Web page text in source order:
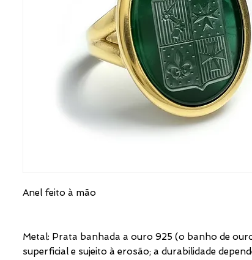
Anel feito à mão
Metal: Prata banhada a ouro 925 (o banho de
superficial e sujeito à erosão; a durabilidade